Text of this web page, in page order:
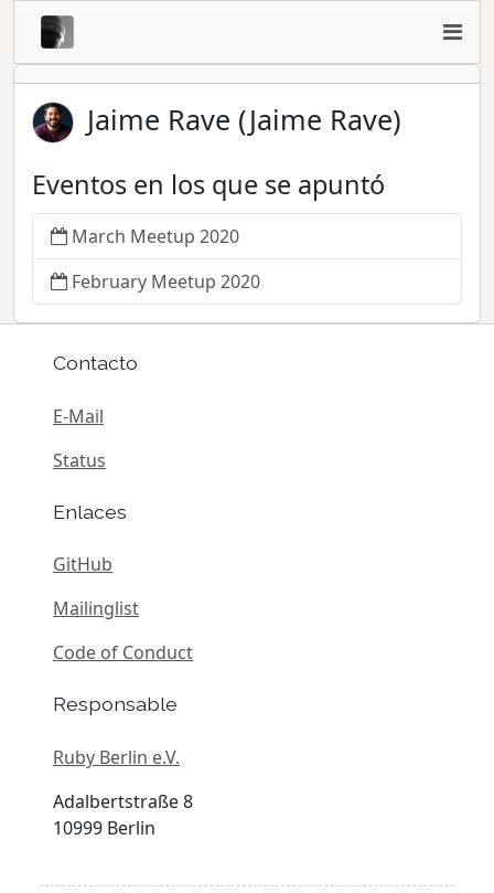
Jaime Rave (Jaime Rave)
Eventos en los que se apuntó
March Meetup 2020
February Meetup 2020
Contacto
E-Mail
Status
Enlaces
GitHub
Mailinglist
Code of Conduct
Responsable
Ruby Berlin e.V.
Adalbertstraße 8
10999 Berlin